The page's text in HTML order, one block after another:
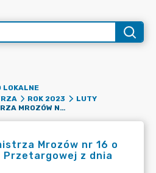
LOKALNE
ROK 2023
LUTY
ZARZĄDZENIE BURMISTRZA MROZÓW NR 16 O POWOŁANIU KOMISJI PRZETARGOWEJ Z DNIA 01.02.2023 R.
Mrozów nr 16 o
Przetargowej z dnia